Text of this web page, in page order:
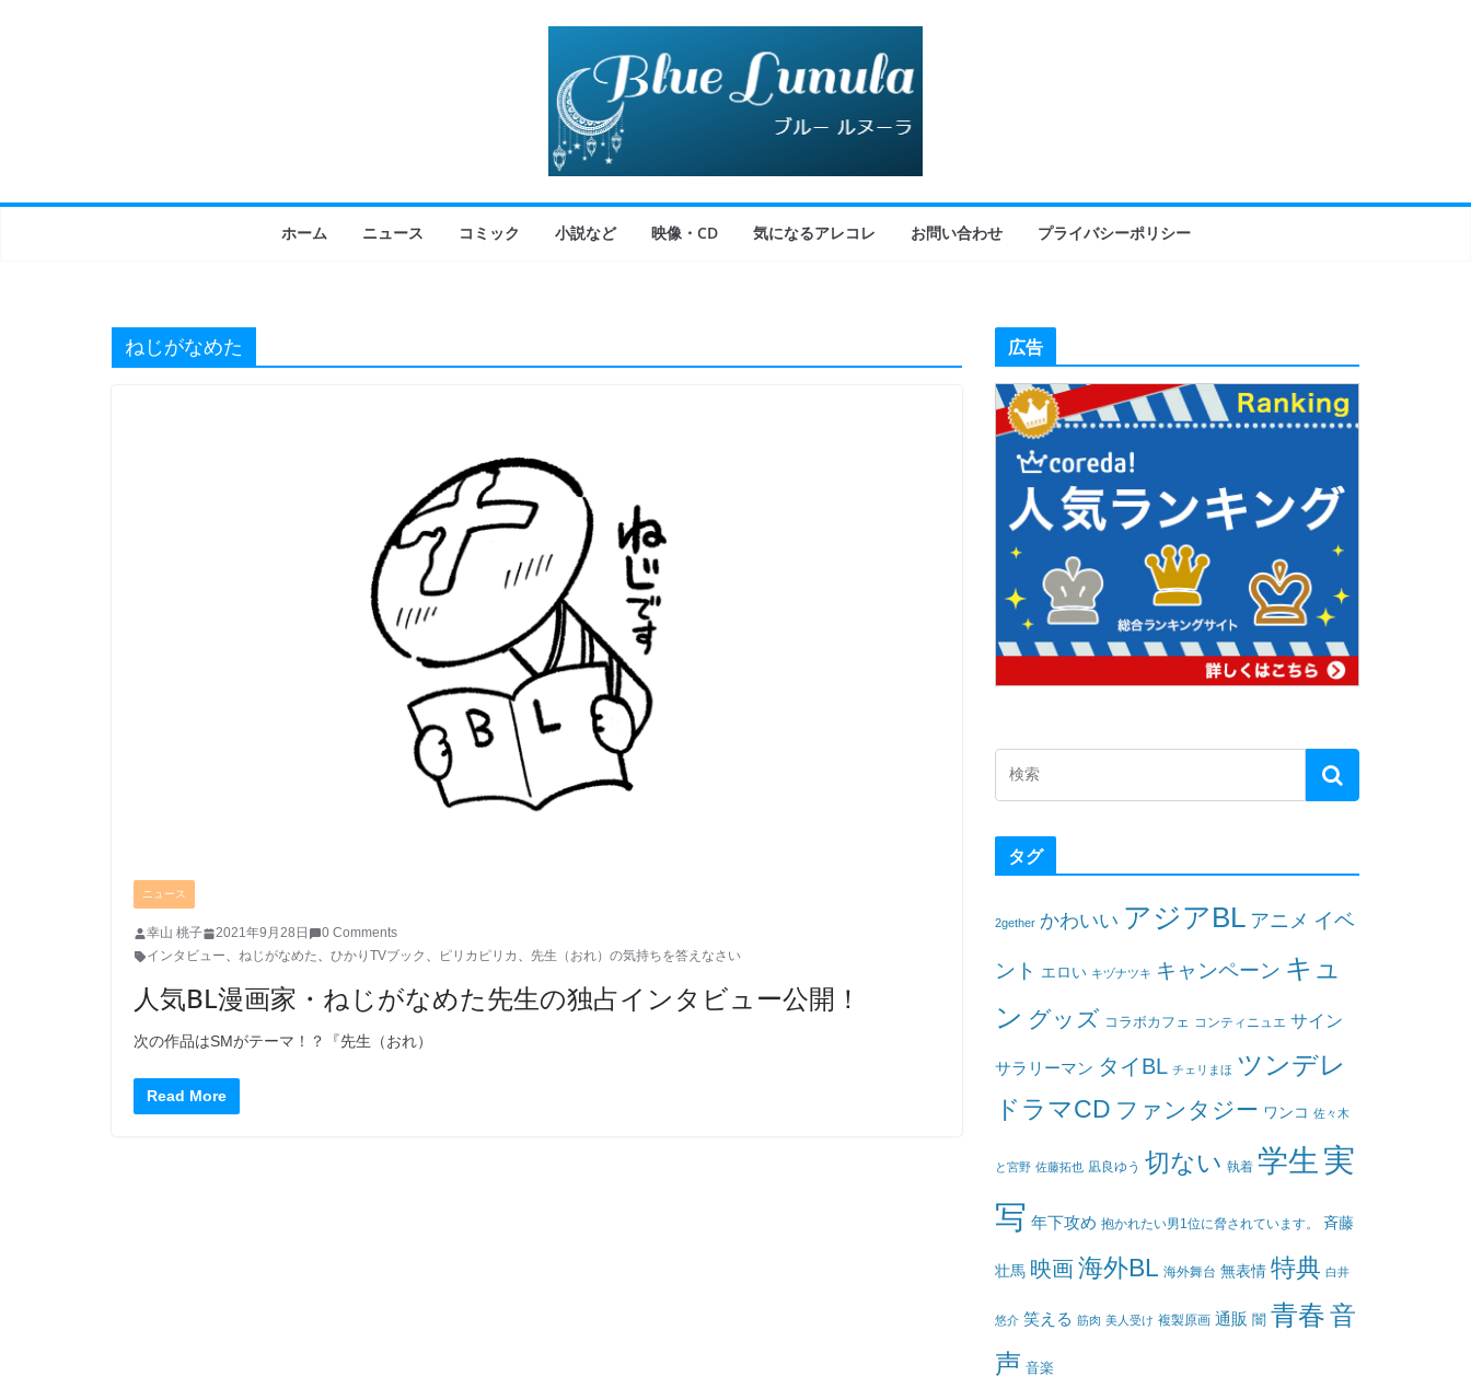
ホーム ニュース コミック 小説など 映像・CD 気になるアレコレ お問い合わせ プライバシーポリシー
ねじがなめた
ニュース
幸山 桃子 2021年9月28日
0 Comments
インタビュー、 ねじがなめた、 ひかりTVブック 、 ピリカピリカ 、 先生（おれ）の気持ちを答えなさい
人気BL漫画家・ねじがなめた先生の独占インタビュー公開！
次の作品はSMがテーマ！？『先生（おれ）
Read More
広告
タグ
2gether かわいい アジアBL アニメ イベ
ント エロい キヅナツキ キャンペーン キュ
ン グッズ コラボカフェ コンティニュエ サイン
サラリーマン タイBL チェリまほ ツンデレ
ドラマCD ファンタジー ワンコ 佐々木
と宮野 佐藤拓也 凪良ゆう 切ない 執着 学生 実
写 年下攻め 抱かれたい男1位に脅されています。 斉藤
壮馬 映画海外BL 海外舞台 無表情 特典 白井
悠介 笑える 筋肉 美人受け 複製原画 通販 闇 青春音
声 音楽